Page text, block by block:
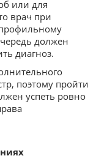
или для
врач при
должен
диагноз.
поэтому пройти
успеть ровно